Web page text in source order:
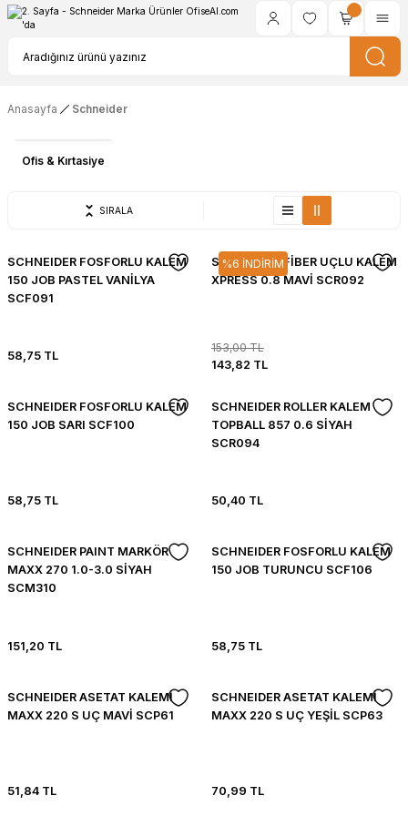
Anasayfa Schneider
Ofis & Kırtasiye
SIRALA
SCHNEIDER FOSFORLU KALEM
150 JOB PASTEL VANİLYA
SCF091
58,75 TL
%6 İNDİRİM
SCHNEIDER FİBER UÇLU KALEM
XPRESS 0.8 MAVİ SCR092
153,00 TL
143,82 TL
SCHNEIDER FOSFORLU KALEM
150 JOB SARI SCF100
58,75 TL
SCHNEIDER ROLLER KALEM
TOPBALL 857 0.6 SİYAH
SCR094
50,40 TL
SCHNEIDER PAINT MARKÖR
MAXX 270 1.0-3.0 SİYAH
SCM310
151,20 TL
SCHNEIDER FOSFORLU KALEM
150 JOB TURUNCU SCF106
58,75 TL
SCHNEIDER ASETAT KALEMİ
MAXX 220 S UÇ MAVİ SCP61
51,84 TL
SCHNEIDER ASETAT KALEMİ
MAXX 220 S UÇ YEŞİL SCP63
70,99 TL